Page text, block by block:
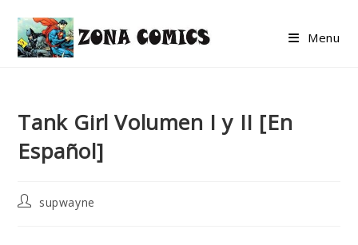
content
Menu
Tank Girl Volumen I y II [En
Español]
Postsupwayne